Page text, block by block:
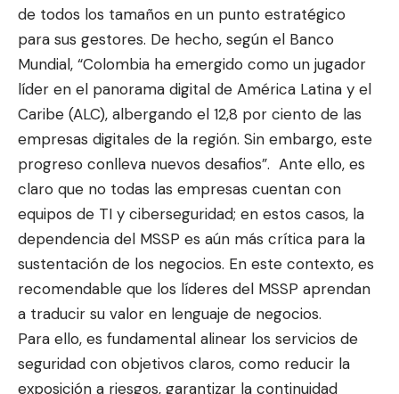
de todos los tamaños en un punto estratégico
para sus gestores. De hecho, según el Banco
Mundial, “Colombia ha emergido como un jugador
líder en el panorama digital de América Latina y el
Caribe (ALC), albergando el 12,8 por ciento de las
empresas digitales de la región. Sin embargo, este
progreso conlleva nuevos desafios”. Ante ello, es
claro que no todas las empresas cuentan con
equipos de TI y ciberseguridad; en estos casos, la
dependencia del MSSP es aún más crítica para la
sustentación de los negocios. En este contexto, es
recomendable que los líderes del MSSP aprendan
a traducir su valor en lenguaje de negocios.
Para ello, es fundamental alinear los servicios de
seguridad con objetivos claros, como reducir la
exposición a riesgos, garantizar la continuidad